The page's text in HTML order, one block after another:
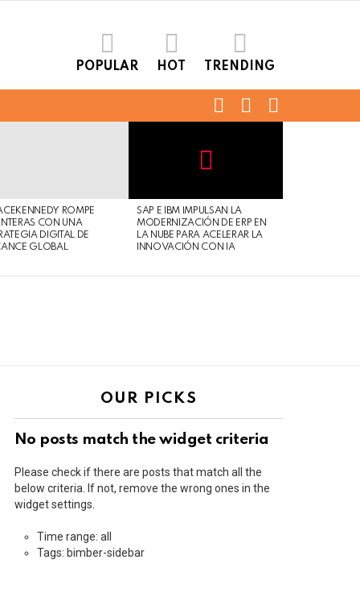
POPULAR HOT TRENDING
FOLLOWSEARCH
ROMPE
CON UNA
DIGITAL DE
GLOBAL
Safe
For
Work
view
this
post
SAP E IBM IMPULSAN LA
MODERNIZACIÓN DE ERP EN
LA NUBE PARA ACELERAR LA
INNOVACIÓN CON IA
OUR PICKS
No posts match the widget criteria
Please check if there are posts that match all the
below criteria. If not, remove the wrong ones in the
widget settings.
Time range: all
Tags: bimber-sidebar